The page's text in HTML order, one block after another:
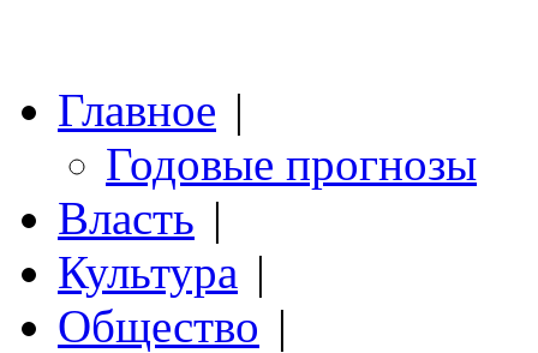
Главное |
Годовые прогнозы
Власть |
Культура |
Общество |